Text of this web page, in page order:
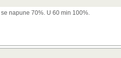
napune 70%. U 60 min 100%.